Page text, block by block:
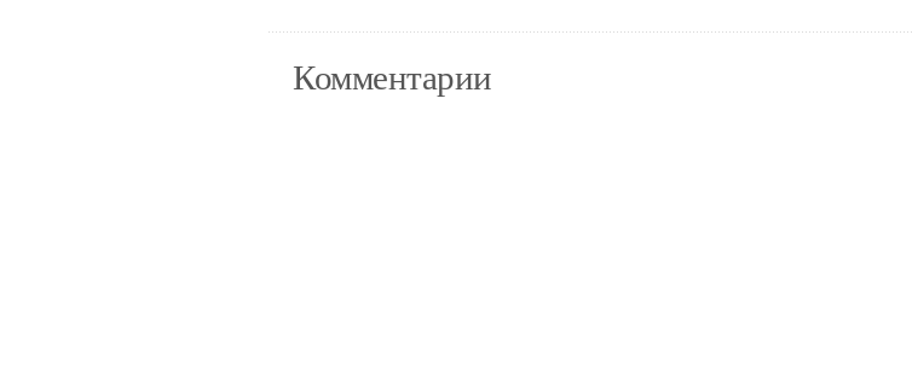
Комментарии